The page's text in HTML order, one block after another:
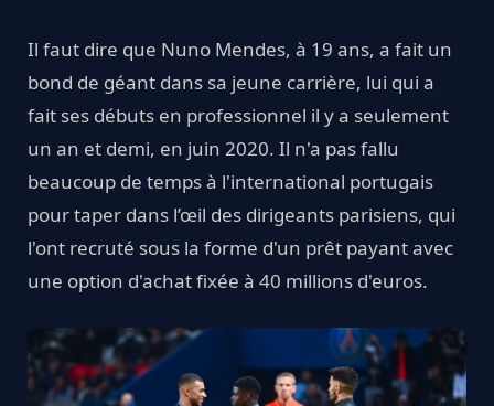
Il faut dire que Nuno Mendes, à 19 ans, a fait un
bond de géant dans sa jeune carrière, lui qui a
fait ses débuts en professionnel il y a seulement
un an et demi, en juin 2020. Il n'a pas fallu
beaucoup de temps à l'international portugais
pour taper dans l’œil des dirigeants parisiens, qui
l'ont recruté sous la forme d'un prêt payant avec
une option d'achat fixée à 40 millions d'euros.